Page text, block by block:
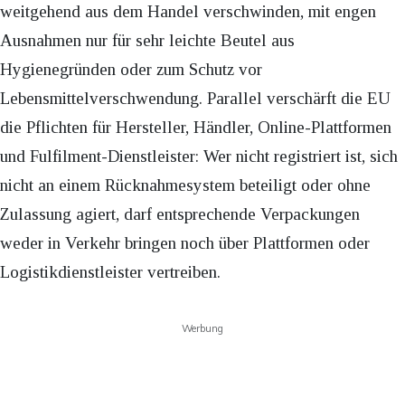
weitgehend aus dem Handel verschwinden, mit engen
Ausnahmen nur für sehr leichte Beutel aus
Hygienegründen oder zum Schutz vor
Lebensmittelverschwendung. Parallel verschärft die EU
die Pflichten für Hersteller, Händler, Online-Plattformen
und Fulfilment-Dienstleister: Wer nicht registriert ist, sich
nicht an einem Rücknahmesystem beteiligt oder ohne
Zulassung agiert, darf entsprechende Verpackungen
weder in Verkehr bringen noch über Plattformen oder
Logistikdienstleister vertreiben.
Werbung